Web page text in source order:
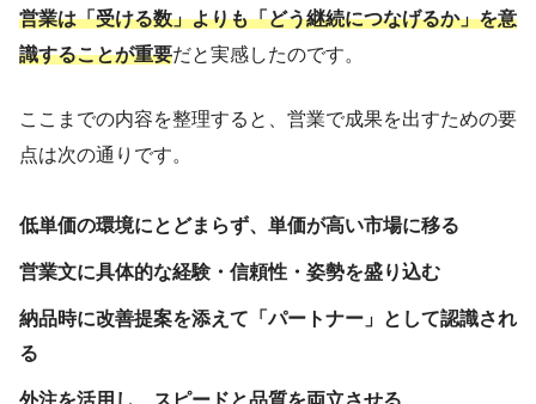
営業は「受ける数」よりも「どう継続につなげるか」を意
識することが重要だと実感したのです。
ここまでの内容を整理すると、営業で成果を出すための要
点は次の通りです。
低単価の環境にとどまらず、単価が高い市場に移る
営業文に具体的な経験・信頼性・姿勢を盛り込む
納品時に改善提案を添えて「パートナー」として認識され
る